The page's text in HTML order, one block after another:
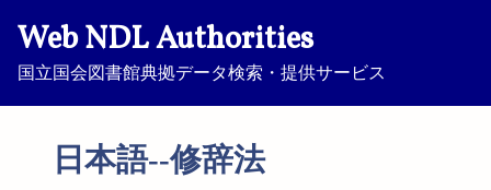
Web NDL Authorities
国立国会図書館典拠データ検索・提供サービス
日本語--修辞法